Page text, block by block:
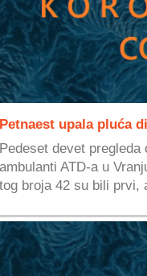
Petnaest upala pluća
Pedeset devet
ambulanti ATD-a u
tog broja 42 su bili prvi,